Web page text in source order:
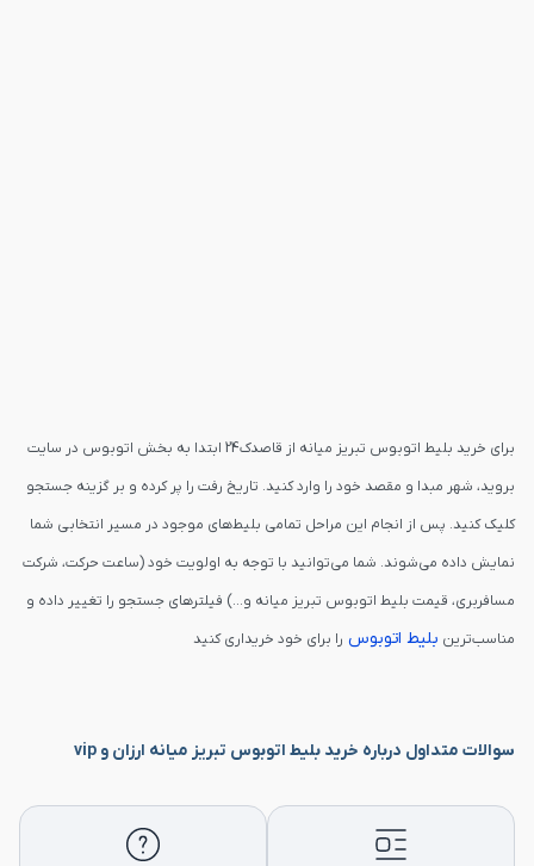
برای خرید بلیط اتوبوس تبریز میانه از قاصدک24 ابتدا به بخش اتوبوس در سایت
بروید، شهر مبدا و مقصد خود را وارد کنید. تاریخ رفت را پر کرده و بر گزینه جستجو
کلیک کنید. پس از انجام این مراحل تمامی بلیط‌های موجود در مسیر انتخابی شما
نمایش داده می‌شوند. شما می‌توانید با توجه به اولویت خود (ساعت حرکت، شرکت
مسافربری، قیمت بلیط اتوبوس تبریز میانه و...) فیلترهای جستجو را تغییر داده و
مناسب‌ترین بلیط اتوبوس را برای خود خریداری کنید
سوالات متداول درباره خرید بلیط اتوبوس تبریز میانه ارزان و vip